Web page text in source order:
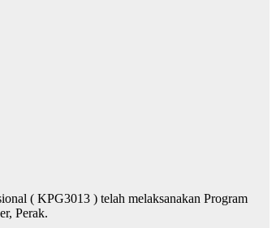
( KPG3013 ) telah melaksanakan Program
Perak.